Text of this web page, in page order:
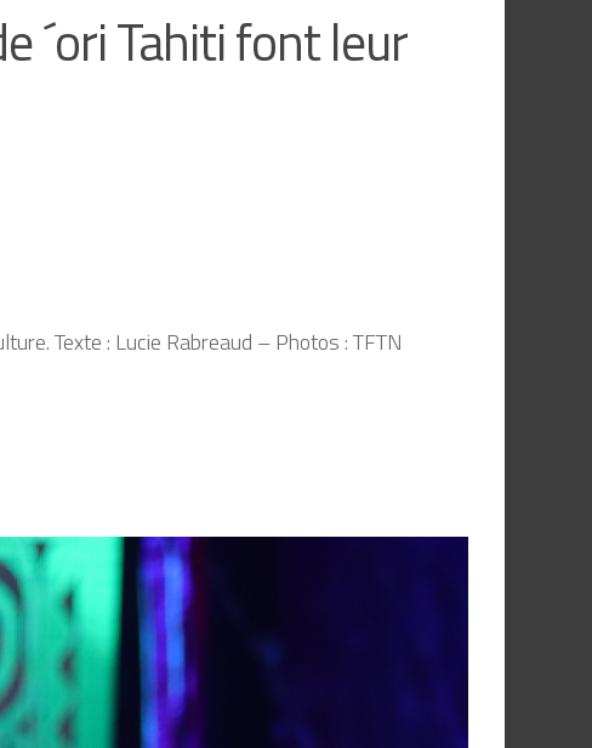
´ori Tahiti font leur
Texte : Lucie Rabreaud – Photos : TFTN